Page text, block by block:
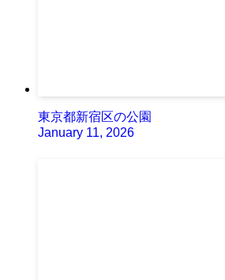
東京都新宿区の公園
January 11, 2026